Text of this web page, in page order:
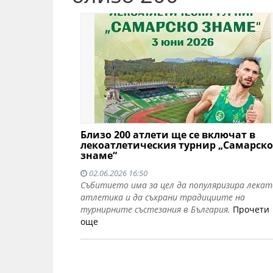
Близо 200 атлети ще се включат в
лекоатлетическия турнир „Самарско
знаме“
02.06.2026 16:50
Събитието има за цел да популяризира
атлетика и да съхрани традициите на
турнирните състезания в България. Прочети
още